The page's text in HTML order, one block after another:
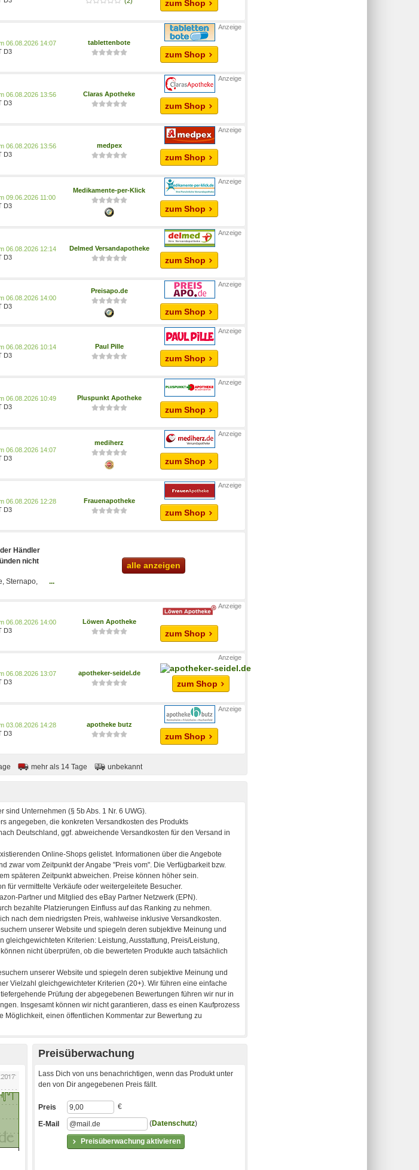
zum Shop
06.08.2026 14:07
D3
tablettenbote
zum Shop
06.08.2026 13:56
D3
Claras Apotheke
zum Shop
06.08.2026 13:56
D3
medpex
zum Shop
09.06.2026 11:00
D3
Medikamente-per-Klick
zum Shop
06.08.2026 12:14
D3
Delmed Versandapotheke
zum Shop
06.08.2026 14:00
D3
Preisapo.de
zum Shop
06.08.2026 10:14
D3
Paul Pille
zum Shop
06.08.2026 10:49
D3
Pluspunkt Apotheke
zum Shop
06.08.2026 14:07
D3
mediherz
zum Shop
06.08.2026 12:28
D3
Frauenapotheke
zum Shop
Händler
nicht
Sternapo,
Apo,
...
alle anzeigen
06.08.2026 14:00
D3
Löwen Apotheke
zum Shop
06.08.2026 13:07
D3
apotheker-seidel.de
zum Shop
03.08.2026 14:28
D3
apotheke butz
zum Shop
mehr als 14 Tage unbekannt
Preisüberwachung
Lass Dich von uns benachrichtigen, wenn das Produkt unter
den von Dir angegebenen Preis fällt.
Preisüberwachung aktivieren
Preis €
E-Mail (Datenschutz)